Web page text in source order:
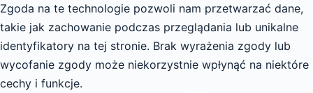
Zgoda na te technologie pozwoli nam przetwarzać dane,
takie jak zachowanie podczas przeglądania lub unikalne
identyfikatory na tej stronie. Brak wyrażenia zgody lub
wycofanie zgody może niekorzystnie wpłynąć na niektóre
cechy i funkcje.